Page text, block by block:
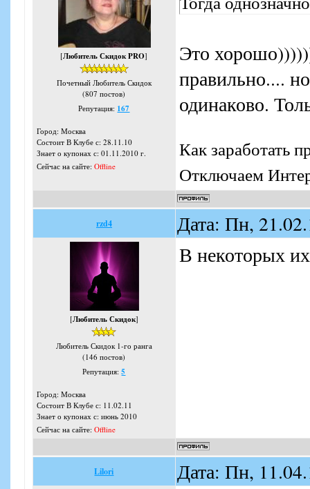
[Любитель Скидок PRO]
Почетный Любитель Скидок
(807 постов)
Репутация: 167
Город: Москва
Состоит В Клубе с: 28.11.10
Знает о купонах с: 01.11.2010 г.
Сейчас на сайте: Offline
Это
правильно....
одинаково.
Как заработать
Отключаем
rzd4 Дата: Пн,
[Любитель Скидок]
Любитель Скидок 1-го ранга
(146 постов)
Репутация:5
Город: Москва
Состоит В Клубе с: 11.02.11
Знает о купонах с: июнь 2010
Сейчас на сайте: Offline
В некоторых
Lilori Дата: Пн,